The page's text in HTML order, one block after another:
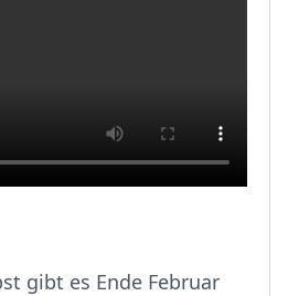
gibt es Ende Februar